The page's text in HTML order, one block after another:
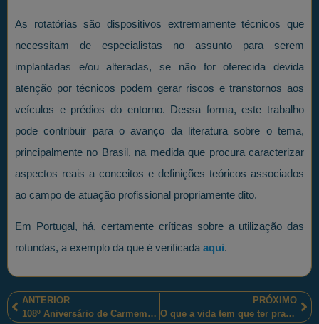
As rotatórias são dispositivos extremamente técnicos que
necessitam de especialistas no assunto para serem
implantadas e/ou alteradas, se não for oferecida devida
atenção por técnicos podem gerar riscos e transtornos aos
veículos e prédios do entorno. Dessa forma, este trabalho
pode contribuir para o avanço da literatura sobre o tema,
principalmente no Brasil, na medida que procura caracterizar
aspectos reais a conceitos e definições teóricos associados
ao campo de atuação profissional propriamente dito.
Em Portugal, há, certamente críticas sobre a utilização das
rotundas, a exemplo da que é verificada aqui.
ANTERIOR
108º Aniversário de Carmem Miranda
PRÓXIMO
O que a vida tem que ter pra valer a pena?